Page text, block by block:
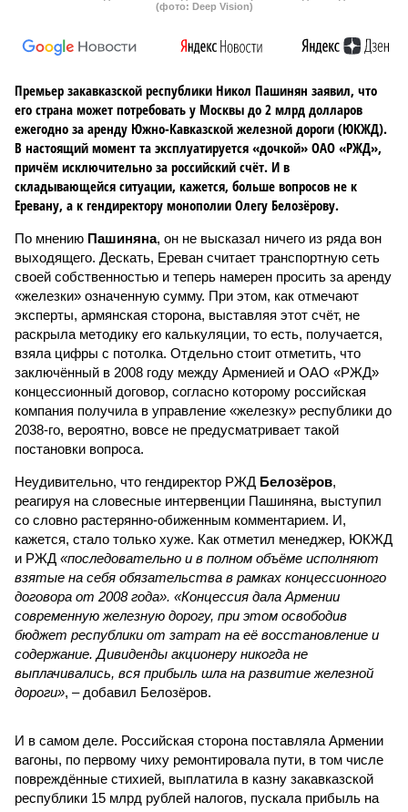
(фото: Deep Vision)
Премьер закавказской республики Никол Пашинян заявил, что
его страна может потребовать у Москвы до 2 млрд долларов
ежегодно за аренду Южно-Кавказской железной дороги (ЮКЖД).
В настоящий момент та эксплуатируется «дочкой» ОАО «РЖД»,
причём исключительно за российский счёт. И в
складывающейся ситуации, кажется, больше вопросов не к
Еревану, а к гендиректору монополии Олегу Белозёрову.
По мнению Пашиняна, он не высказал ничего из ряда вон
выходящего. Дескать, Ереван считает транспортную сеть
своей собственностью и теперь намерен просить за аренду
«железки» означенную сумму. При этом, как отмечают
эксперты, армянская сторона, выставляя этот счёт, не
раскрыла методику его калькуляции, то есть, получается,
взяла цифры с потолка. Отдельно стоит отметить, что
заключённый в 2008 году между Арменией и ОАО «РЖД»
концессионный договор, согласно которому российская
компания получила в управление «железку» республики до
2038-го, вероятно, вовсе не предусматривает такой
постановки вопроса.
Неудивительно, что гендиректор РЖД Белозёров,
реагируя на словесные интервенции Пашиняна, выступил
со словно растерянно-обиженным комментарием. И,
кажется, стало только хуже. Как отметил менеджер, ЮКЖД
и РЖД «последовательно и в полном объёме исполняют
взятые на себя обязательства в рамках концессионного
договора от 2008 года». «Концессия дала Армении
современную железную дорогу, при этом освободив
бюджет республики от затрат на её восстановление и
содержание. Дивиденды акционеру никогда не
выплачивались, вся прибыль шла на развитие железной
дороги», – добавил Белозёров.
И в самом деле. Российская сторона поставляла Армении
вагоны, по первому чиху ремонтировала пути, в том числе
повреждённые стихией, выплатила в казну закавказской
республики 15 млрд рублей налогов, пускала прибыль на